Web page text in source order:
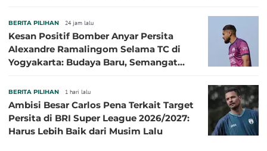
BERITA PILIHAN 24 jam lalu
Kesan Positif Bomber Anyar Persita
Alexandre Ramalingom Selama TC di
Yogyakarta: Budaya Baru, Semangat
BERITA PILIHAN 1 hari lalu
Ambisi Besar Carlos Pena Terkait Target
Persita di BRI Super League 2026/2027:
Harus Lebih Baik dari Musim Lalu